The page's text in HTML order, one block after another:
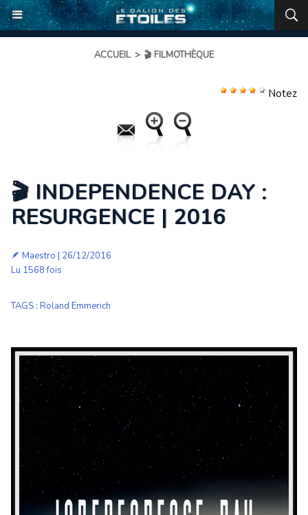
ACCUEIL > 🎬 FILMOTHÈQUE
Notez
🎬 INDEPENDENCE DAY :
RESURGENCE | 2016
🪶 Maestro | 26/12/2016
Lu 1568 fois
TAGS : Roland Emmerich